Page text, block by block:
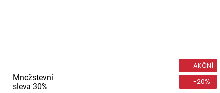
Množstevní
sleva 30%
AKČNÍ
-20%